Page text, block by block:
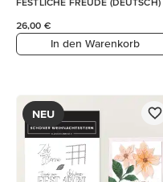
26,00 €
In den Warenkorb
NEU